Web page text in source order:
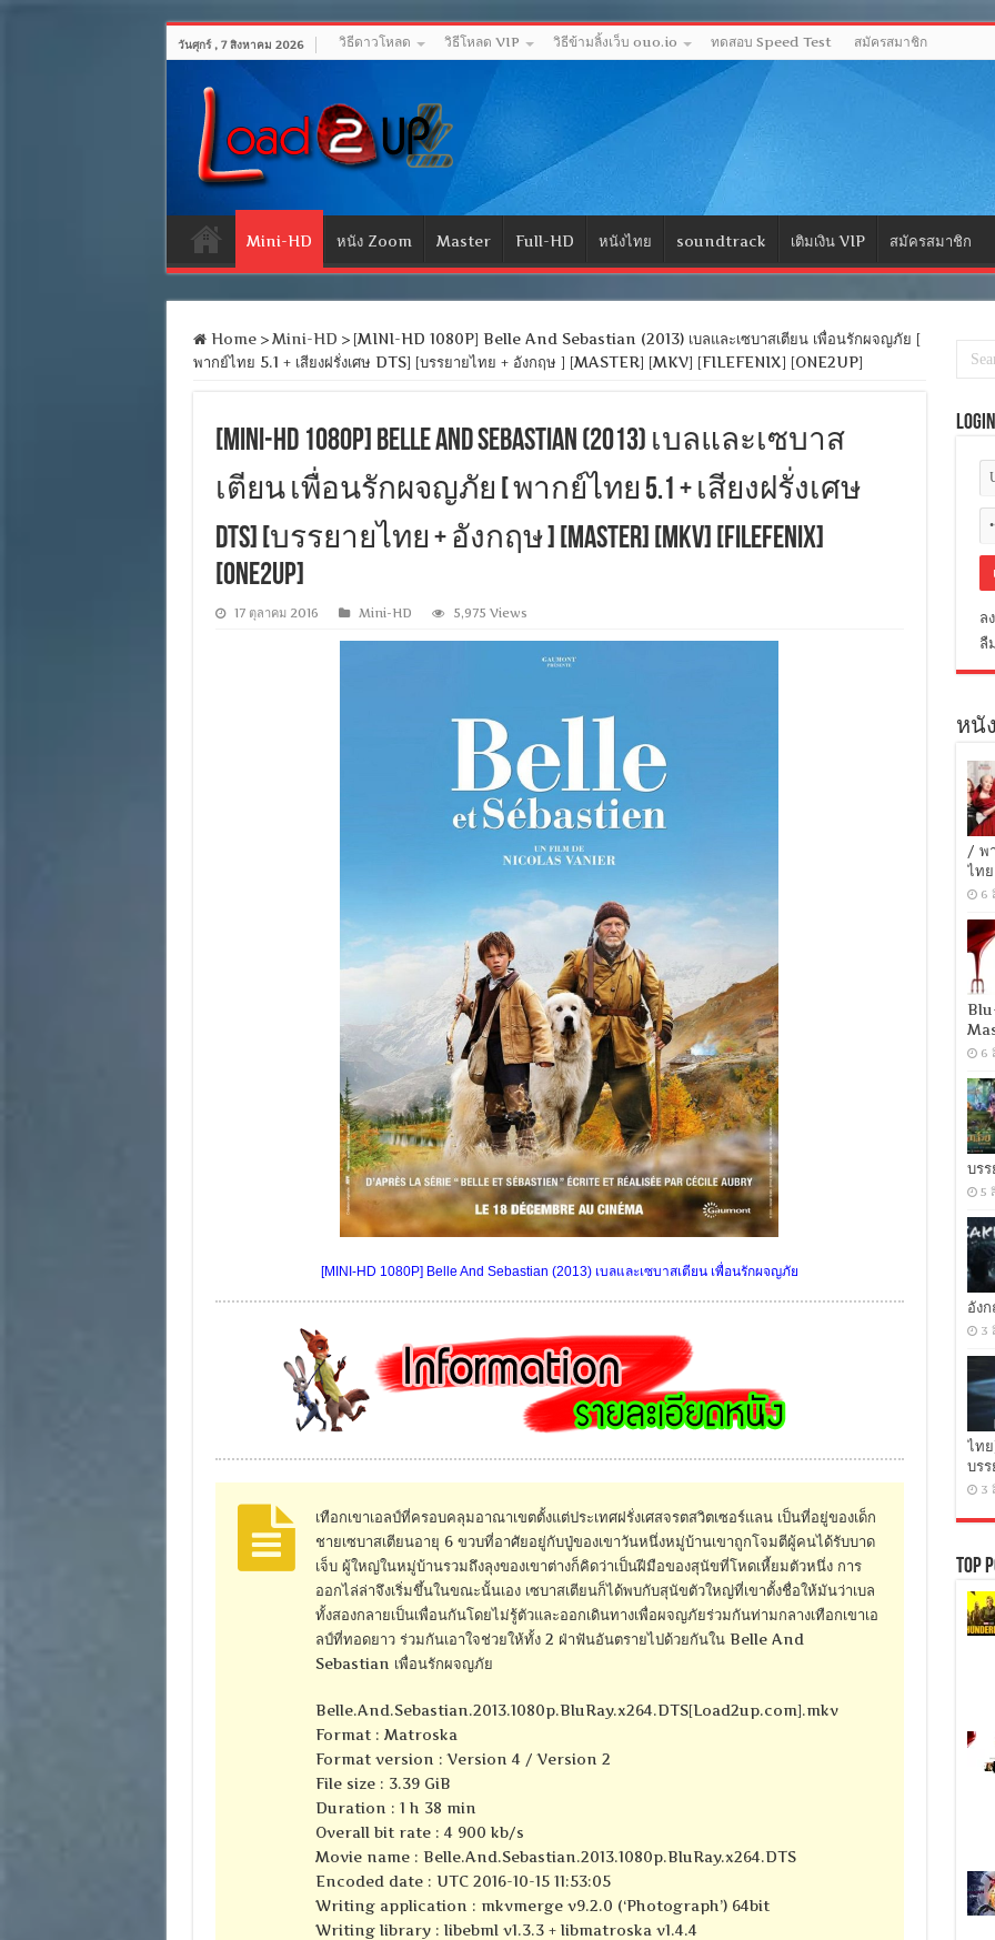
วันศุกร์ , 7 สิงหาคม 2026 วิธีดาวโหลด วิธีโหลด VIP วิธีข้ามลิ้งเว็บ ouo.io ทดสอบ Speed Test สมัครสมาชิก
Mini-HD หนัง Zoom Master Full-HD หนังไทย soundtrack เติมเงิน VIP สมัครสมาชิก
Home > Mini-HD > [MINI-HD 1080P] Belle And Sebastian (2013) เบลและเซบาสเตียน เพื่อนรักผจญภัย [
พากย์ไทย 5.1 + เสียงฝรั่งเศษ DTS] [บรรยายไทย + อังกฤษ ] [MASTER] [MKV] [FILEFENIX] [ONE2UP]
[MINI-HD 1080P] Belle And Sebastian (2013) เบลและเซบาส
เตียน เพื่อนรักผจญภัย [ พากย์ไทย 5.1 + เสียงฝรั่งเศษ
DTS] [บรรยายไทย + อังกฤษ ] [MASTER] [MKV] [FILEFENIX]
[ONE2UP]
17 ตุลาคม 2016 Mini-HD 5,975 Views
[MINI-HD 1080P] Belle And Sebastian (2013) เบลและเซบาสเตียน เพื่อนรักผจญภัย
เทือกเขาเอลป์ที่ครอบคลุมอาณาเขตตั้งแต่ประเทศฝรั่งเศสจรตสวิตเซอร์แลน เป็นที่อยู่ของเด็ก
ชายเซบาสเตียนอายุ 6 ขวบที่อาศัยอยู่กับปู่ของเขาวันหนึ่งหมู่บ้านเขาถูกโจมตีผู้คนได้รับบาด
เจ็บ ผู้ใหญ่ในหมู่บ้านรวมถึงลุงของเขาต่างก็คิดว่าเป็นฝีมือของสุนัขที่โหดเหี้ยมตัวหนึ่ง การ
ออกไล่ล่าจึงเริ่มขึ้นในขณะนั้นเอง เซบาสเตียนก็ได้พบกับสุนัขตัวใหญ่ที่เขาตั้งชื่อให้มันว่าเบล
ทั้งสองกลายเป็นเพื่อนกันโดยไม่รู้ตัวและออกเดินทางเพื่อผจญภัยร่วมกันท่ามกลางเทือกเขาเอ
ลป์ที่ทอดยาว ร่วมกันเอาใจช่วยให้ทั้ง 2 ฝ่าฟันอันตรายไปด้วยกันใน Belle And
Sebastian เพื่อนรักผจญภัย
Belle.And.Sebastian.2013.1080p.BluRay.x264.DTS[Load2up.com].mkv
Format : Matroska
Format version : Version 4 / Version 2
File size : 3.39 GiB
Duration : 1 h 38 min
Overall bit rate : 4 900 kb/s
Movie name : Belle.And.Sebastian.2013.1080p.BluRay.x264.DTS
Encoded date : UTC 2016-10-15 11:53:05
Writing application : mkvmerge v9.2.0 (‘Photograph’) 64bit
Writing library : libebml v1.3.3 + libmatroska v1.4.4
Login
ล
ลื
หนั
/ พ
ไท
6
6
บร
5
อัง
3
ไท
บร
3
Top